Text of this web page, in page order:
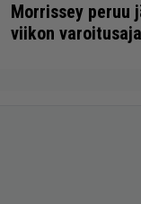
Morrissey peruu
viikon